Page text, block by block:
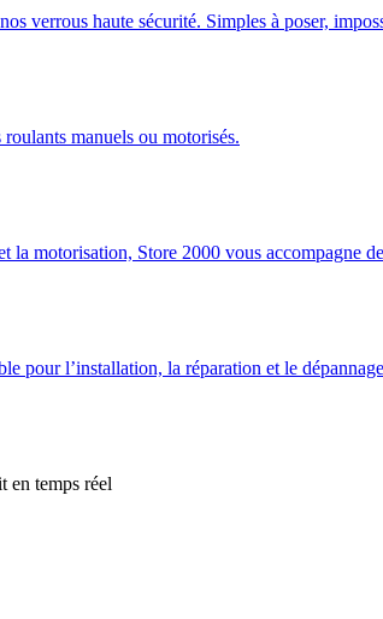
verrous haute sécurité. Simples à poser,
manuels ou motorisés.
la motorisation, Store 2000 vous accompagne
pour l’installation, la réparation et le
en temps réel